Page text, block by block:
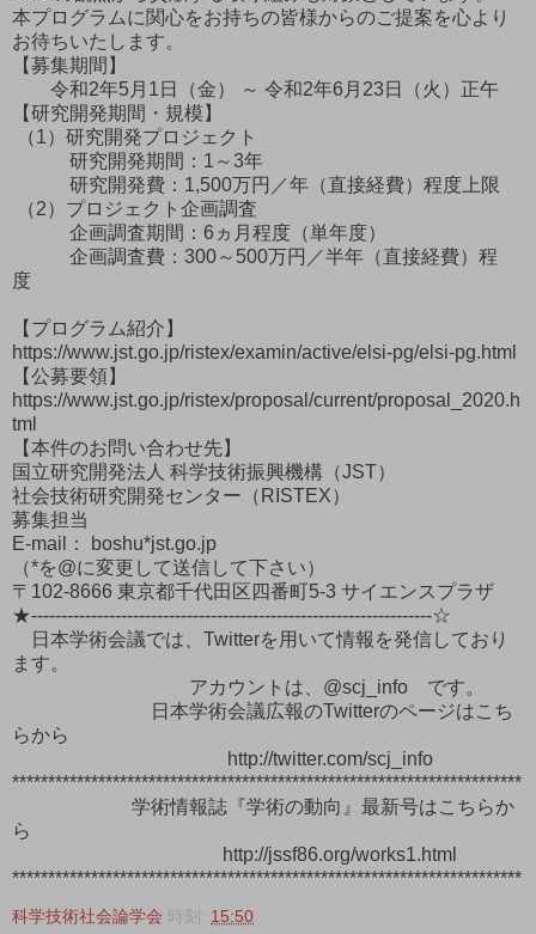
本プログラムに関心をお持ちの皆様からのご提案を心より
お待ちいたします。
【募集期間】
令和2年5月1日（金） ～ 令和2年6月23日（火）正午
【研究開発期間・規模】
（1）研究開発プロジェクト
研究開発期間：1～3年
研究開発費：1,500万円／年（直接経費）程度上限
（2）プロジェクト企画調査
企画調査期間：6ヵ月程度（単年度）
企画調査費：300～500万円／半年（直接経費）程
度
【プログラム紹介】
https://www.jst.go.jp/ristex/examin/active/elsi-pg/elsi-pg.html
【公募要領】
https://www.jst.go.jp/ristex/proposal/current/proposal_2020.h
tml
【本件のお問い合わせ先】
国立研究開発法人 科学技術振興機構（JST）
社会技術研究開発センター（RISTEX）
募集担当
E-mail： boshu*jst.go.jp
（*を@に変更して送信して下さい）
〒102-8666 東京都千代田区四番町5-3 サイエンスプラザ
★-------------------------------------------------------------------☆
日本学術会議では、Twitterを用いて情報を発信しており
ます。
アカウントは、@scj_info です。
日本学術会議広報のTwitterのページはこち
らから
http://twitter.com/scj_info
***********************************************************************
学術情報誌『学術の動向』最新号はこちらか
ら
http://jssf86.org/works1.html
***********************************************************************
科学技術社会論学会 時刻: 15:50